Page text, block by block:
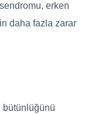
erken
daha fazla zarar
bütünlüğünü